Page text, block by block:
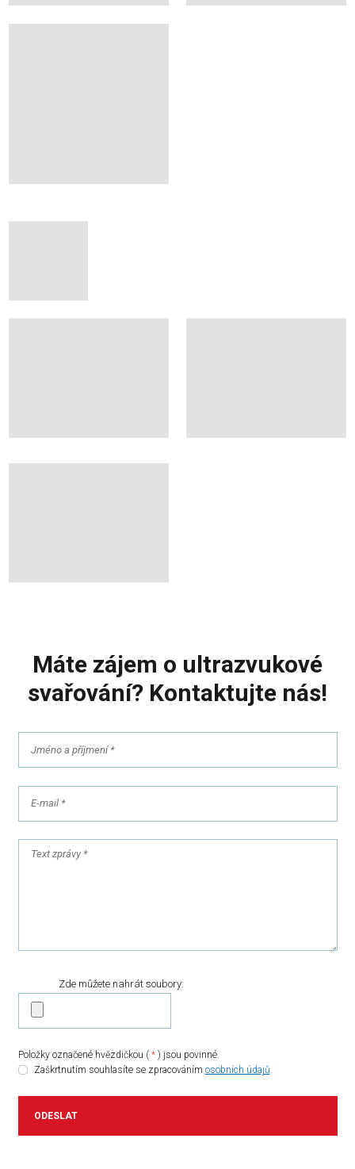
Máte zájem o ultrazvukové
svařování? Kontaktujte nás!
Zde můžete nahrát soubory:
Položky označené hvězdičkou ( *) jsou povinné.
Zaškrtnutím
se
zpracováním
údajů.
Zaškrtnutím souhlasíte se zpracováním osobních údajů.
ODESLAT